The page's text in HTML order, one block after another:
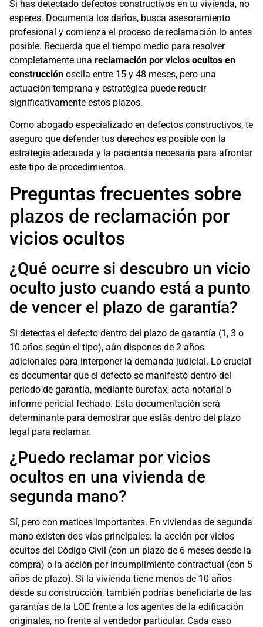
Si has detectado defectos constructivos en tu vivienda, no
esperes. Documenta los daños, busca asesoramiento
profesional y comienza el proceso de reclamación lo antes
posible. Recuerda que el tiempo medio para resolver
completamente una reclamación por vicios ocultos en
construcción oscila entre 15 y 48 meses, pero una
actuación temprana y estratégica puede reducir
significativamente estos plazos.
Como abogado especializado en defectos constructivos, te
aseguro que defender tus derechos es posible con la
estrategia adecuada y la paciencia necesaria para afrontar
este tipo de procedimientos.
Preguntas frecuentes sobre
plazos de reclamación por
vicios ocultos
¿Qué ocurre si descubro un vicio
oculto justo cuando está a punto
de vencer el plazo de garantía?
Si detectas el defecto dentro del plazo de garantía (1, 3 o
10 años según el tipo), aún dispones de 2 años
adicionales para interponer la demanda judicial. Lo crucial
es documentar que el defecto se manifestó dentro del
periodo de garantía, mediante burofax, acta notarial o
informe pericial fechado. Esta documentación será
determinante para demostrar que estás dentro del plazo
legal para reclamar.
¿Puedo reclamar por vicios
ocultos en una vivienda de
segunda mano?
Sí, pero con matices importantes. En viviendas de segunda
mano existen dos vías principales: la acción por vicios
ocultos del Código Civil (con un plazo de 6 meses desde la
compra) o la acción por incumplimiento contractual (con 5
años de plazo). Si la vivienda tiene menos de 10 años
desde su construcción, también podrías beneficiarte de las
garantías de la LOE frente a los agentes de la edificación
originales, no frente al vendedor particular. Cada caso